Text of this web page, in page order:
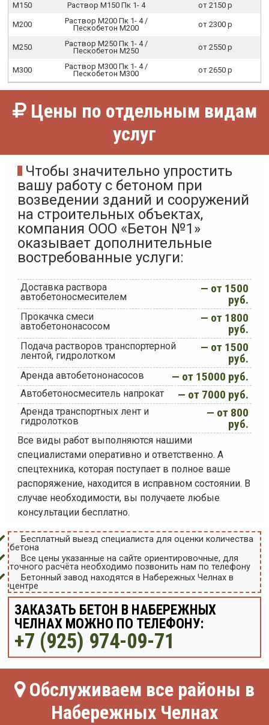
М150
Раствор М150 Пк 1- 4 от 2150 р
М200
Раствор М200 Пк 1- 4 /
Пескобетон М200
от 2300 р
М250
Раствор М250 Пк 1- 4 /
Пескобетон М250
от 2550 р
М300
Раствор М300 Пк 1- 4 /
Пескобетон М300
от 2650 р
Цены по отдельным видам
услуг
Чтобы значительно упростить
вашу работу с бетоном при
возведении зданий и сооружений
на строительных объектах,
компания ООО «Бетон №1»
оказывает дополнительные
востребованные услуги:
Доставка раствора
автобетоносмесителем
— от 1500
руб.
Прокачка смеси
автобетононасосом
— от 1800
руб.
Подача растворов транспортерной
лентой, гидролотком
— от 1500
руб.
Аренда автобетононасосов — от 15000 руб.
Автобетоносмеситель напрокат — от 7000 руб.
Аренда транспортных лент и
гидролотков
— от 800
руб.
Все виды работ выполняются нашими
специалистами оперативно и ответственно. А
спецтехника, которая поступает в полное ваше
распоряжение, находится в исправном состоянии. В
случае необходимости, вы получаете любые
консультации бесплатно.
Бесплатный выезд специалиста для оценки количества
бетона
Все цены указанные на сайте ориентировочные, для
точного расчёта необходимо позвонить нам по телефону
Бетонный завод находятся в Набережных Челнах в
центре
ЗАКАЗАТЬ БЕТОН В НАБЕРЕЖНЫХ
ЧЕЛНАХ МОЖНО ПО ТЕЛЕФОНУ:
+7 (925) 974-09-71
Обслуживаем все районы в
Набережных Челнах